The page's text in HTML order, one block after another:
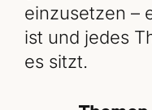
einzusetzen –
ist und jedes
es sitzt.